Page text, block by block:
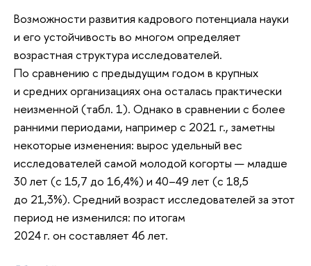
Возможности развития кадрового потенциала науки
и его устойчивость во многом определяет
возрастная структура исследователей.
По сравнению с предыдущим годом в крупных
и средних организациях она осталась практически
неизменной (табл. 1). Однако в сравнении с более
ранними периодами, например с 2021 г., заметны
некоторые изменения: вырос удельный вес
исследователей самой молодой когорты — младше
30 лет (с 15,7 до 16,4%) и 40–49 лет (с 18,5
до 21,3%). Средний возраст исследователей за этот
период не изменился: по итогам
2024 г. он составляет 46 лет.